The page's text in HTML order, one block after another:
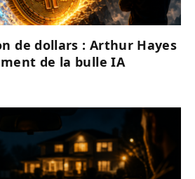
de dollars : Arthur Hayes
de la bulle IA